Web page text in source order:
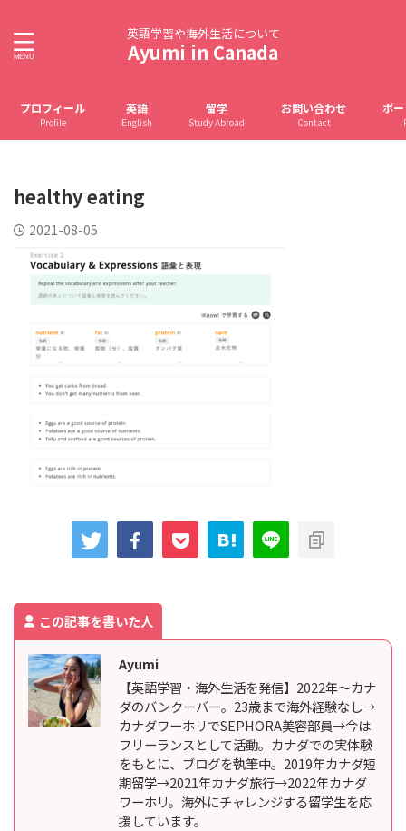
英語学習や海外生活について
Ayumi in Canada
プロフィール
Profile
英語
English
留学
Study Abroad
お問い合わせ
Contact
ポ
healthy eating
2021-08-05
この記事を書いた人
Ayumi
【英語学習・海外生活を発信】2022年〜カナ
ダのバンクーバー。23歳まで海外経験なし→
カナダワーホリでSEPHORA美容部員→今は
フリーランスとして活動。カナダでの実体験
をもとに、ブログを執筆中。2019年カナダ短
期留学→2021年カナダ旅行→2022年カナダ
ワーホリ。海外にチャレンジする留学生を応
援しています。